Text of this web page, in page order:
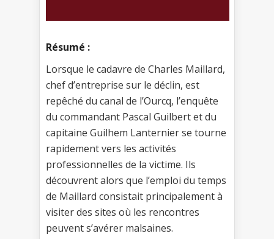
Résumé :
Lorsque le cadavre de Charles Maillard,
chef d’entreprise sur le déclin, est
repêché du canal de l’Ourcq, l’enquête
du commandant Pascal Guilbert et du
capitaine Guilhem Lanternier se tourne
rapidement vers les activités
professionnelles de la victime. Ils
découvrent alors que l’emploi du temps
de Maillard consistait principalement à
visiter des sites où les rencontres
peuvent s’avérer malsaines.